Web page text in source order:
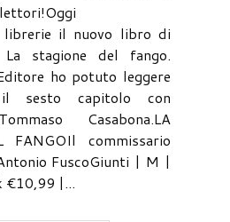
il nuovo libro di
La stagione del fango.
ho potuto leggere
sesto capitolo con
Casabona.LA
FANGOIl commissario
FuscoGiunti | M |
€10,99 |...